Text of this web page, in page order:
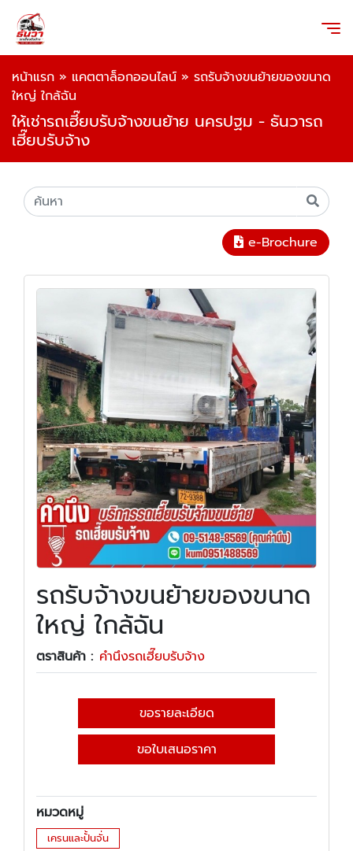
หน้าแรก » แคตตาล็อกออนไลน์ » รถรับจ้างขนย้ายของขนาด
ใหญ่ ใกล้ฉัน
ให้เช่ารถเฮี๊ยบรับจ้างขนย้าย นครปฐม - ธันวารถ
เฮี๊ยบรับจ้าง
e-Brochure
รถรับจ้างขนย้ายของขนาด
ใหญ่ ใกล้ฉัน
ตราสินค้า : คำนึงรถเฮี๊ยบรับจ้าง
ขอรายละเอียด
ขอใบเสนอราคา
หมวดหมู่
เครนและปั้นจั่น